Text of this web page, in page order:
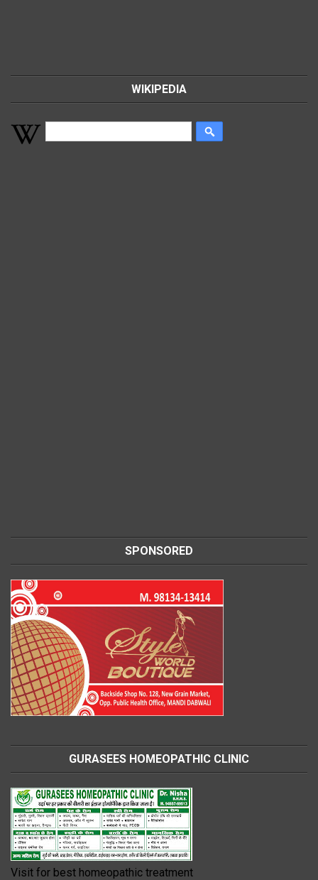
WIKIPEDIA
SPONSORED
GURASEES HOMEOPATHIC CLINIC
Visit for best homeopathic treatment